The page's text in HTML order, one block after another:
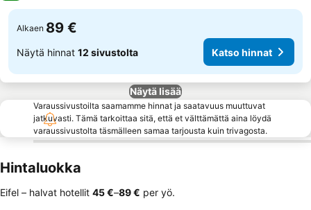
Alkaen 89 €
Näytä hinnat 12 sivustolta Katso hinnat
Näytä lisää
Varaussivustoilta saamamme hinnat ja saatavuus muuttuvat
jatkuvasti. Tämä tarkoittaa sitä, että et välttämättä aina löydä
varaussivustolta täsmälleen samaa tarjousta kuin trivagosta.
Hintaluokka
Eifel – halvat hotellit ‎45 €–‎89 € per yö.